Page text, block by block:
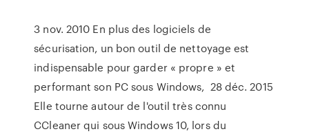
3 nov. 2010 En plus des logiciels de
sécurisation, un bon outil de nettoyage est
indispensable pour garder « propre » et
performant son PC sous Windows, 28 déc. 2015
Elle tourne autour de l'outil très connu
CCleaner qui sous Windows 10, lors du